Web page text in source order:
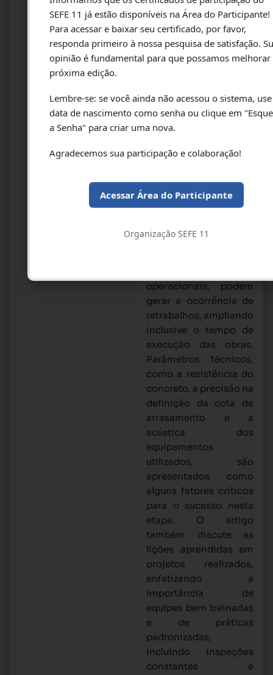
operações de
arrasamento, podem
impactar diretamente
o desempenho
estrutural. As práticas
de arrasamento
demonstram que nem
sempre as exigências
executivo atendendo a
sejam por questões
econômicas ou para
associado a falta de
controle,
operacionais, podem
gerar a ocorrência de
retrabalhos, ampliando
inclusive o tempo de
execução das obras.
Parâmetros técnicos,
como a resistência do
concreto, a precisão na
definição da cota de
arrasamento e a
acústica dos
equipamentos
utilizados, são
apresentados como
alguns fatores críticos
para o sucesso nesta
etapa. O artigo
também discute as
lições aprendidas em
projetos realizados,
enfatizando a
importância de
equipes bem treinadas
e de práticas
padronizadas,
incluindo inspeções
constantes e
SEFE 11 já estão disponíveis na Área do Participante!
Para acessar e baixar seu certificado, por favor,
responda primeiro à nossa pesquisa de satisfação.
opinião é fundamental para que possamos melhorar
próxima edição.
Lembre-se: se você ainda não acessou o sistema,
data de nascimento como senha ou clique em
a Senha" para criar uma nova.
Agradecemos sua participação e colaboração!
Acessar Área do Participante
Organização SEFE 11